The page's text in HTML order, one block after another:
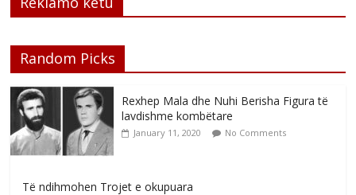
Random Picks
Rexhep Mala dhe Nuhi Berisha Figura të
lavdishme kombëtare
January 11, 2020 No Comments
Të ndihmohen Trojet e okupuara